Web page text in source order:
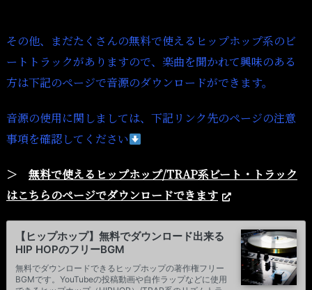
その他、まだたくさんの無料で使えるヒップホップ系のビ
ートトラックがありますので、楽曲を聞かれて興味のある
方は下記のページで音源のダウンロードができます。
音源の使用に関しましては、下記リンク先のページの注意
事項を確認してください
＞ 無料で使えるヒップホップ/TRAP系ビート・トラック
はこちらのページでダウンロードできます